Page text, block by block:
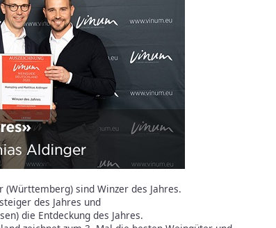
sind Winzer des Jahres.
des Jahres und
die Entdeckung des Jahres.